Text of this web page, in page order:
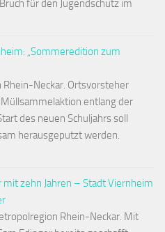
für den Jugendschutz im
„Sommeredition zum
Neckar. Ortsvorsteher
entlang der
des neuen Schuljahrs soll
herausgeputzt werden.
zehn Jahren – Stadt Viernheim
Rhein-Neckar. Mit